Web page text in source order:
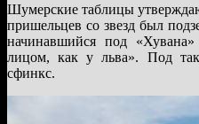
Шумерские таблицы
пришельцев со звезд был
начинавшийся под
лицом, как у льва». Под
сфинкс.